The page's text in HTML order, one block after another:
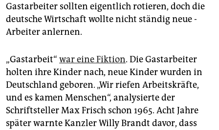
Gastarbeiter sollten eigentlich rotieren, doch die
deutsche Wirtschaft wollte nicht ständig neue ­
Arbeiter anlernen.
„Gastarbeit“ war eine Fiktion. Die Gastarbeiter
holten ihre Kinder nach, neue Kinder wurden in
Deutschland geboren. „Wir riefen Arbeitskräfte,
und es kamen Menschen“, analysierte der
Schriftsteller Max Frisch schon 1965. Acht Jahre
später warnte Kanzler Willy Brandt davor, dass